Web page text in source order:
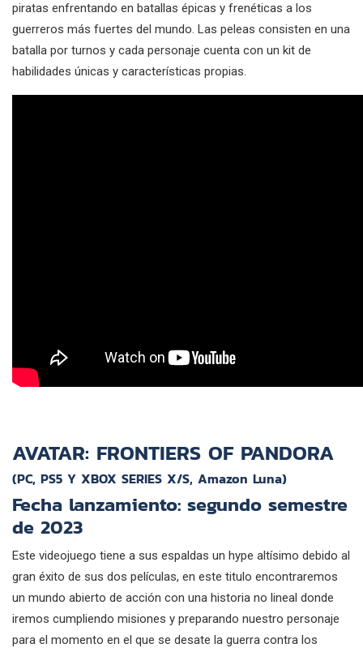
piratas enfrentando en batallas épicas y frenéticas a los
guerreros más fuertes del mundo. Las peleas consisten en una
batalla por turnos y cada personaje cuenta con un kit de
habilidades únicas y características propias.
AVATAR: FRONTIERS OF PANDORA
(PC, PS5 Y XBOX SERIES X/S, Amazon Luna)
Fecha lanzamiento: segundo semestre
de 2023
Este videojuego tiene a sus espaldas un hype altísimo debido al
gran éxito de sus dos películas, en este titulo encontraremos
un mundo abierto de acción con una historia no lineal donde
iremos cumpliendo misiones y preparando nuestro personaje
para el momento en el que se desate la guerra contra los